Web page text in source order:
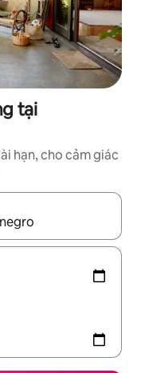
tại
hạn, cho cảm giác
phím mũi tên lên và